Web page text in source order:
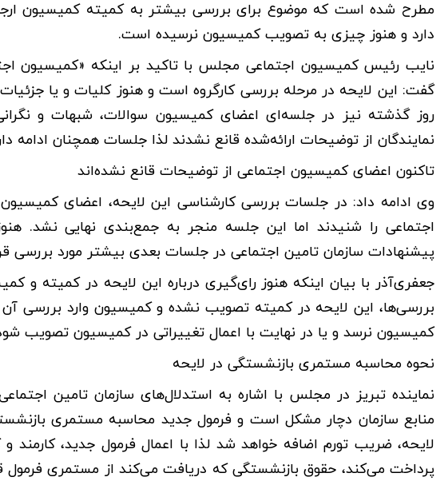
مطرح شده است که موضوع برای بررسی بیشتر به کمیته کمیسیون
دارد و هنوز چیزی به تصویب کمیسیون نرسیده است.
نایب‌ رئیس کمیسیون اجتماعی مجلس با تاکید بر اینکه «کمیسیون
گفت: این لایحه در مرحله بررسی کارگروه است و هنوز کلیات و یا
روز گذشته نیز در جلسه‌ای اعضای کمیسیون سوالات، شبهات و
نمایندگان از توضیحات ارائه‌شده قانع نشدند لذا جلسات همچنان ادامه
تاکنون اعضای کمیسیون اجتماعی از توضیحات قانع نشده‌اند
وی ادامه داد: در جلسات بررسی کارشناسی این لایحه، اعضای
اجتماعی را شنیدند اما این جلسه منجر به جمع‌بندی نهایی نشد.
پیشنهادات سازمان تامین اجتماعی در جلسات بعدی بیشتر مورد بررسی
جعفری‌آذر با بیان اینکه هنوز رای‌گیری درباره این لایحه در کمیته
بررسی‌ها، این لایحه در کمیته تصویب نشده و کمیسیون وارد بررسی
کمیسیون نرسد و یا در نهایت با اعمال تغییراتی در کمیسیون تصویب
نحوه محاسبه مستمری بازنشستگی در لایحه
نماینده تبریز در مجلس با اشاره به استدلال‌های سازمان تامین
منابع سازمان دچار مشکل است و فرمول جدید محاسبه مستمری
لایحه، ضریب تورم اضافه خواهد شد لذا با اعمال فرمول جدید،
پرداخت می‌کند، حقوق بازنشستگی که دریافت می‌کند از مستمری فرمول